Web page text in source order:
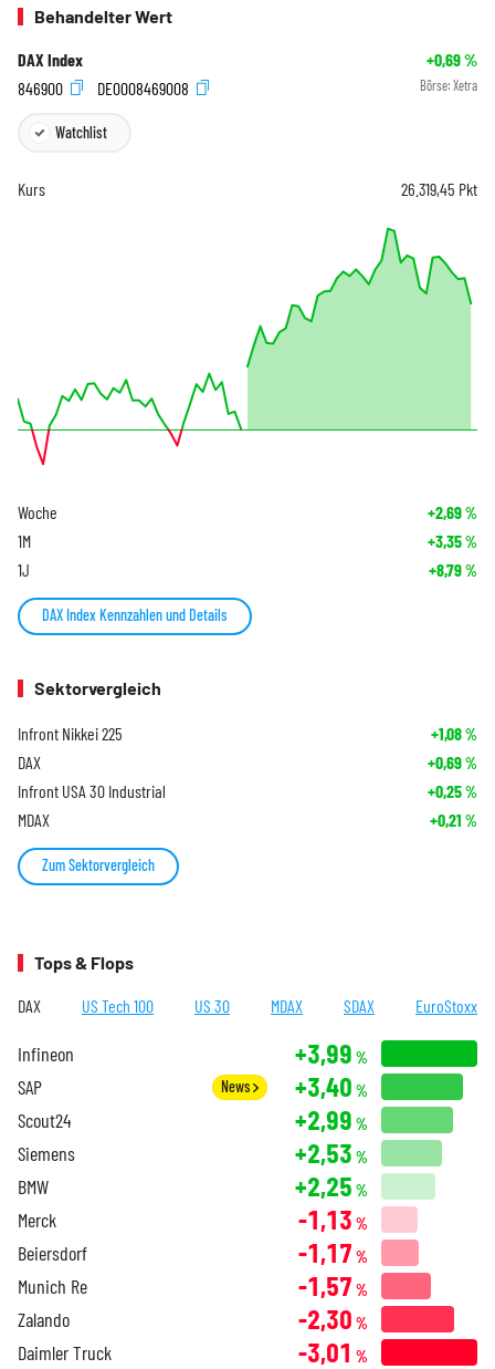
Behandelter Wert
DAX Index +0,69%
846900
DE0008469008 Börse: Xetra
Watchlist
Kurs 26.319,45 Pkt
Woche +2,69%
1M +3,35%
1J +8,79%
DAX Index Kennzahlen und Details
Sektorvergleich
Infront Nikkei 225 +1,08%
DAX +0,69%
Infront USA 30 Industrial +0,25%
MDAX +0,21 %
Zum Sektorvergleich
Tops & Flops
DAX US Tech 100 US 30 MDAX SDAX EuroStoxx
Infineon +3,99 %
SAP News +3,40 %
Scout24 +2,99 %
Siemens +2,53 %
BMW +2,25 %
Merck -1,13 %
Beiersdorf -1,17 %
Munich Re -1,57 %
Zalando -2,30 %
Daimler Truck -3,01 %